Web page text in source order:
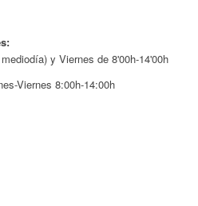
y Viernes de 8'00h-14'00h
Viernes 8:00h-14:00h